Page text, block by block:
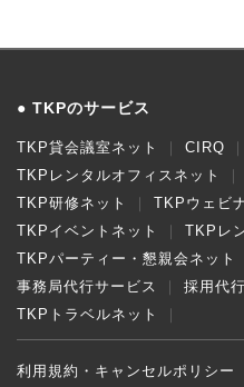
TKPのサービス
TKP貸会議室ネット CIRQ
TKPレンタルオフィスネット
TKP研修ネット
TKPウェビ
TKPイベントネット
TKPレ
TKPパーティー・懇親会ネット
事務局代行サービス
採用代
TKPトラベルネット
利用規約・キャンセルポリシー